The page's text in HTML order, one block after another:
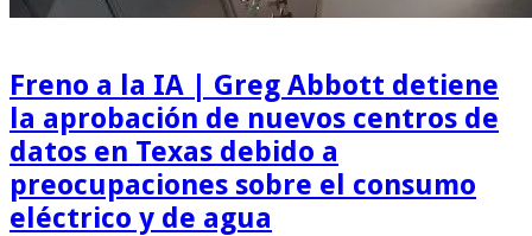
Freno a la IA | Greg Abbott detiene
la aprobación de nuevos centros de
datos en Texas debido a
preocupaciones sobre el consumo
eléctrico y de agua